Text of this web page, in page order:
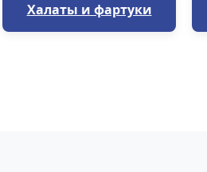
Халаты и фартуки